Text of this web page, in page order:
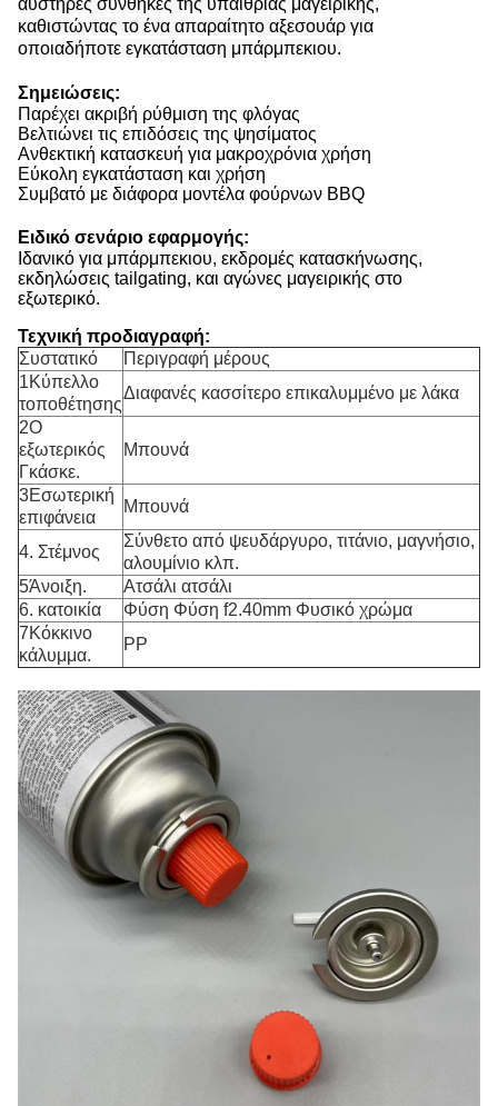
αυστηρές συνθήκες της υπαίθριας μαγειρικής,
καθιστώντας το ένα απαραίτητο αξεσουάρ για
οποιαδήποτε εγκατάσταση μπάρμπεκιου.
Σημειώσεις:
Παρέχει ακριβή ρύθμιση της φλόγας
Βελτιώνει τις επιδόσεις της ψησίματος
Ανθεκτική κατασκευή για μακροχρόνια χρήση
Εύκολη εγκατάσταση και χρήση
Συμβατό με διάφορα μοντέλα φούρνων BBQ
Ειδικό σενάριο εφαρμογής:
Ιδανικό για μπάρμπεκιου, εκδρομές κατασκήνωσης,
εκδηλώσεις tailgating, και αγώνες μαγειρικής στο
εξωτερικό.
Τεχνική προδιαγραφή:
Συστατικό
Περιγραφή μέρους
1Κύπελλο
τοποθέτησης
Διαφανές κασσίτερο επικαλυμμένο με λάκα
2Ο
εξωτερικός
Γκάσκε.
Μπουνά
3Εσωτερική
επιφάνεια
Μπουνά
4. Στέμνος
Σύνθετο από ψευδάργυρο, τιτάνιο, μαγνήσιο,
αλουμίνιο κλπ.
5Άνοιξη.
Ατσάλι ατσάλι
6. κατοικία
Φύση Φύση f2.40mm Φυσικό χρώμα
7Κόκκινο
κάλυμμα.
PP